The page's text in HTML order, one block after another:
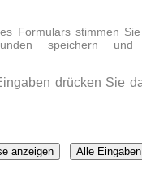
Formulars stimmen
speichern und
drücken Sie